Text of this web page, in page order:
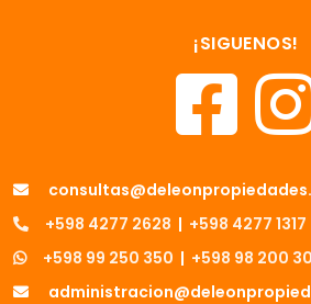
¡SIGUENOS!
+598 4277 2628 | +598 4277 1317
+598 99 250 350 | +598 98 200